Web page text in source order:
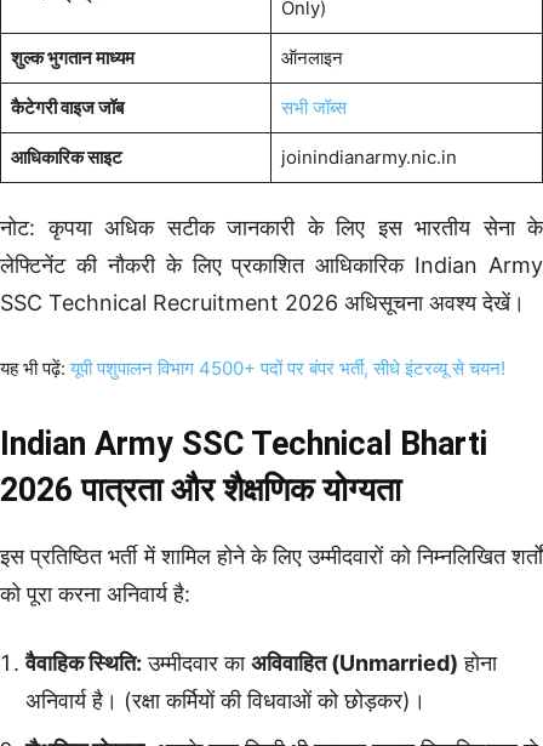
Only)
शुल्क भुगतान माध्यम ऑनलाइन
कैटेगरी वाइज जॉब सभी जॉब्स
आधिकारिक साइट joinindianarmy.nic.in
नोट: कृपया अधिक सटीक जानकारी के लिए इस भारतीय सेना के
लेफ्टिनेंट की नौकरी के लिए प्रकाशित आधिकारिक Indian Army
SSC Technical Recruitment 2026 अधिसूचना अवश्य देखें।
यह भी पढ़ें:यूपी पशुपालन विभाग 4500+ पदों पर बंपर भर्ती, सीधे इंटरव्यू से चयन!
Indian Army SSC Technical Bharti
2026 पात्रता और शैक्षणिक योग्यता
इस प्रतिष्ठित भर्ती में शामिल होने के लिए उम्मीदवारों को निम्नलिखित शर्तों
को पूरा करना अनिवार्य है:
वैवाहिक स्थिति: उम्मीदवार काअविवाहित (Unmarried) होना
अनिवार्य है। (रक्षा कर्मियों की विधवाओं को छोड़कर)।